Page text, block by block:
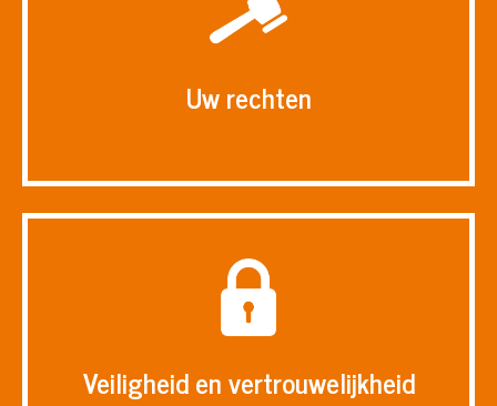
Uw rechten
Veiligheid en vertrouwelijkheid